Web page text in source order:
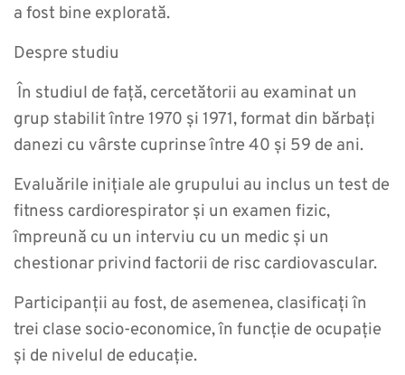
a fost bine explorată.
Despre studiu
În studiul de față, cercetătorii au examinat un
grup stabilit între 1970 și 1971, format din bărbați
danezi cu vârste cuprinse între 40 și 59 de ani.
Evaluările inițiale ale grupului au inclus un test de
fitness cardiorespirator și un examen fizic,
împreună cu un interviu cu un medic și un
chestionar privind factorii de risc cardiovascular.
Participanții au fost, de asemenea, clasificați în
trei clase socio-economice, în funcție de ocupație
și de nivelul de educație.